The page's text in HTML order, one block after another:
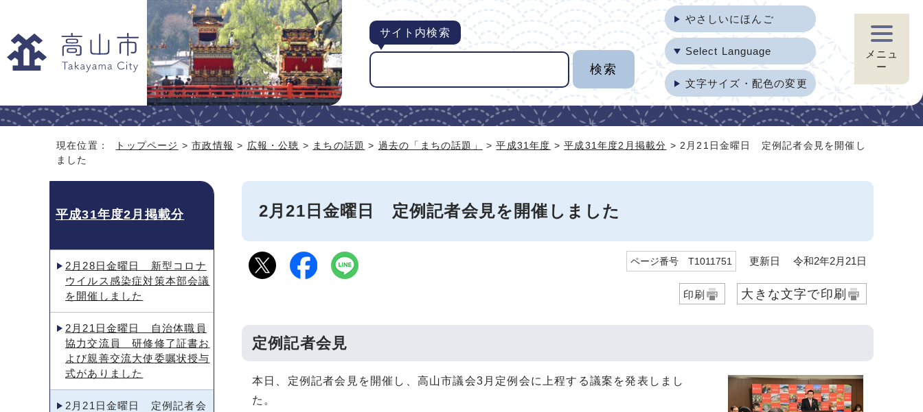
サイト内検索
やさしいにほんご
Select Language
文字サイズ・配色の変更
メニュ
ー
現在位置： トップページ >市政情報 > 広報・公聴 > まちの話題 > 過去の「まちの話題」 >平成31年度 >平成31年度2月掲載分 > 2月21日金曜日 定例記者会見を開催し
ました
2月21日金曜日 定例記者会見を開催しました
ページ番号 T1011751 更新日 令和2年2月21日
印刷 大きな文字で印刷
定例記者会見
本日、定例記者会見を開催し、高山市議会3月定例会に上程する議案を発表しまし
た。
平成31年度2月掲載分
2月28日金曜日 新型コロナ
ウイルス感染症対策本部会議
を開催しました
2月21日金曜日 自治体職員
協力交流員 研修修了証書お
よび親善交流大使委嘱状授与
式がありました
2月21日金曜日 定例記者会